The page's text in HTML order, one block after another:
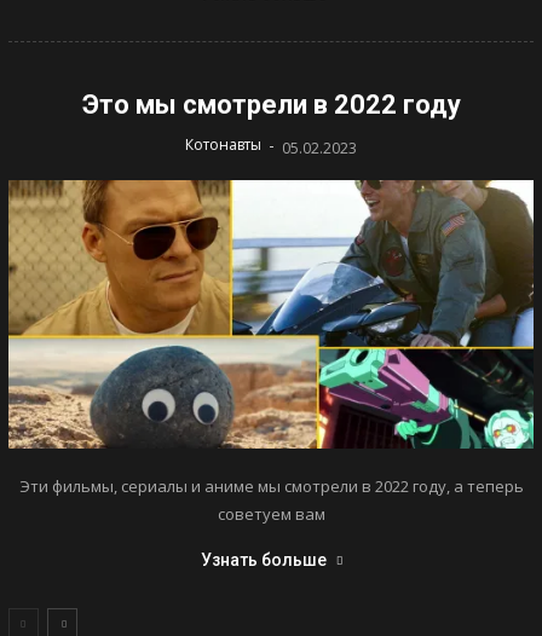
Это мы смотрели в 2022 году
Котонавты - 05.02.2023
Эти фильмы, сериалы и аниме мы смотрели в 2022 году, а теперь
советуем вам
Узнать больше